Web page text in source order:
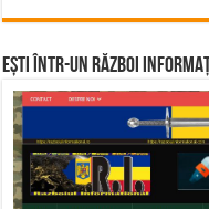
Ești într-un RĂZBOI